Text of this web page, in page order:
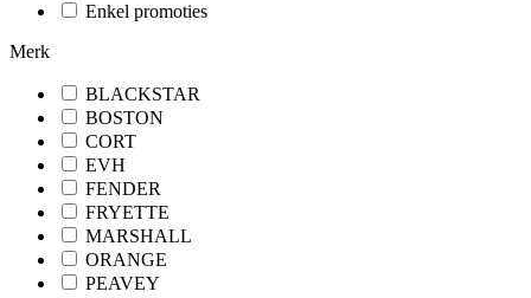
Enkel promoties
Merk
BLACKSTAR
BOSTON
CORT
EVH
FENDER
FRYETTE
MARSHALL
ORANGE
PEAVEY